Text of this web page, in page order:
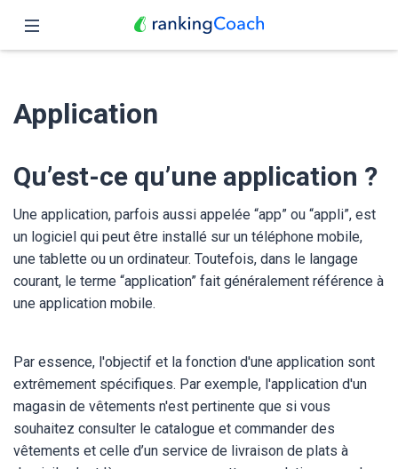
Fonctionnalités
Tarifs
Partenaires
Blog
Français
Application
Qu’est-ce qu’une application ?
Une application, parfois aussi appelée “app” ou “appli”, est
un logiciel qui peut être installé sur un téléphone mobile,
une tablette ou un ordinateur. Toutefois, dans le langage
courant, le terme “application” fait généralement référence à
une application mobile.
Par essence, l'objectif et la fonction d'une application sont
extrêmement spécifiques. Par exemple, l'application d'un
magasin de vêtements n'est pertinente que si vous
souhaitez consulter le catalogue et commander des
vêtements et celle d’un service de livraison de plats à